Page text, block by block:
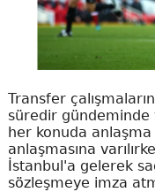
Transfer
süredir gündeminde
her konuda anlaşma
anlaşmasına
İstanbul'a gelerek
sözleşmeye imza